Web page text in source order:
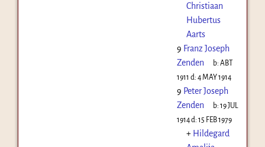
Christiaan
Hubertus
Aarts
9 Franz Joseph
Zenden
b:ABT
1911 d: 4 MAY 1914
9 Peter Joseph
Zenden
b:19 JUL
1914d: 15 FEB 1979
+ Hildegard